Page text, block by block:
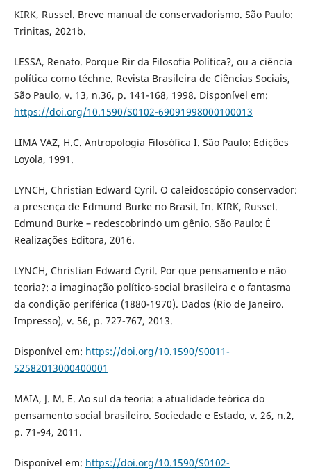
KIRK, Russel. Breve manual de conservadorismo. São Paulo:
Trinitas, 2021b.
LESSA, Renato. Porque Rir da Filosofia Política?, ou a ciência
política como téchne. Revista Brasileira de Ciências Sociais,
São Paulo, v. 13, n.36, p. 141-168, 1998. Disponível em:
https://doi.org/10.1590/S0102-69091998000100013
LIMA VAZ, H.C. Antropologia Filosófica I. São Paulo: Edições
Loyola, 1991.
LYNCH, Christian Edward Cyril. O caleidoscópio conservador:
a presença de Edmund Burke no Brasil. In. KIRK, Russel.
Edmund Burke – redescobrindo um gênio. São Paulo: É
Realizações Editora, 2016.
LYNCH, Christian Edward Cyril. Por que pensamento e não
teoria?: a imaginação político-social brasileira e o fantasma
da condição periférica (1880-1970). Dados (Rio de Janeiro.
Impresso), v. 56, p. 727-767, 2013.
Disponível em: https://doi.org/10.1590/S0011-
52582013000400001
MAIA, J. M. E. Ao sul da teoria: a atualidade teórica do
pensamento social brasileiro. Sociedade e Estado, v. 26, n.2,
p. 71-94, 2011.
Disponível em: https://doi.org/10.1590/S0102-